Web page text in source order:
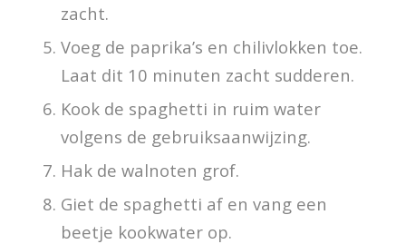
zacht.
Voeg de paprika’s en chilivlokken toe.
Laat dit 10 minuten zacht sudderen.
Kook de spaghetti in ruim water
volgens de gebruiksaanwijzing.
Hak de walnoten grof.
Giet de spaghetti af en vang een
beetje kookwater op.